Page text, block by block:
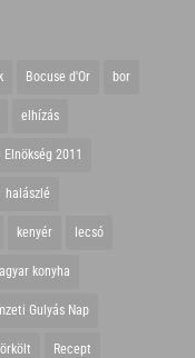
Bocuse d'Or bor
elhízás
Elnökség 2011
halászlé
kenyér lecsó
konyha
Gulyás Nap
Recept